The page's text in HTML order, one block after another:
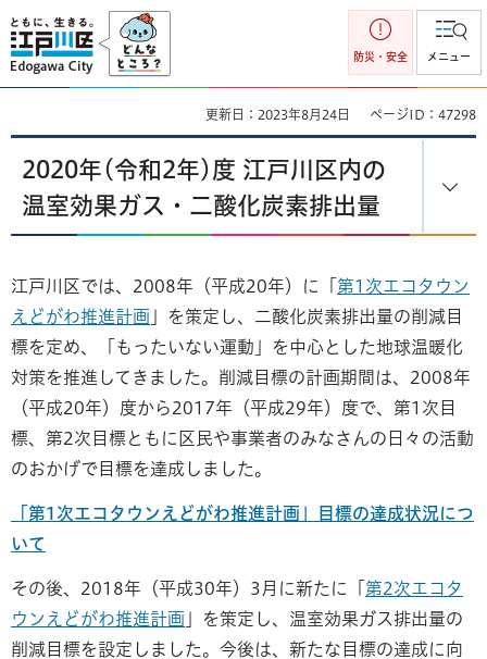
江戸川区
防災・安全 メニュー
更新日：2023年8月24日 ページID：47298
2020年(令和2年)度 江戸川区内の
温室効果ガス・二酸化炭素排出量
江戸川区では、2008年（平成20年）に「 第1次エコタウン
えどがわ推進計画 」を策定し、二酸化炭素排出量の削減目
標を定め、「もったいない運動」を中心とした地球温暖化
対策を推進してきました。削減目標の計画期間は、2008年
（平成20年）度から2017年（平成29年）度で、第1次目
標、第2次目標ともに区民や事業者のみなさんの日々の活動
のおかげで目標を達成しました。
「第1次エコタウンえどがわ推進計画」目標の達成状況につ
いて
その後、2018年（平成30年）3月に新たに「 第2次エコタ
ウンえどがわ推進計画 」を策定し、温室効果ガス排出量の
削減目標を設定しました。今後は、新たな目標の達成に向